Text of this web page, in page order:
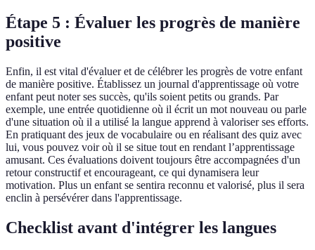
Étape 5 : Évaluer les progrès de manière
positive
Enfin, il est vital d'évaluer et de célébrer les progrès de votre enfant
de manière positive. Établissez un journal d'apprentissage où votre
enfant peut noter ses succès, qu'ils soient petits ou grands. Par
exemple, une entrée quotidienne où il écrit un mot nouveau ou parle
d'une situation où il a utilisé la langue apprend à valoriser ses efforts.
En pratiquant des jeux de vocabulaire ou en réalisant des quiz avec
lui, vous pouvez voir où il se situe tout en rendant l’apprentissage
amusant. Ces évaluations doivent toujours être accompagnées d'un
retour constructif et encourageant, ce qui dynamisera leur
motivation. Plus un enfant se sentira reconnu et valorisé, plus il sera
enclin à persévérer dans l'apprentissage.
Checklist avant d'intégrer les langues